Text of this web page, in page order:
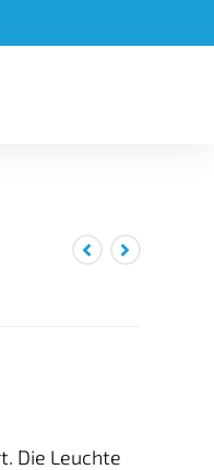
Die Leuchte